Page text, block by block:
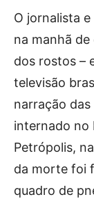
O jornalista
na manhã
dos rostos –
televisão
narração das
internado no
Petrópolis,
da morte foi
quadro de